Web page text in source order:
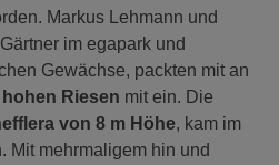
Markus Lehmann und
im egapark und
Gewächse, packten mit an
Riesen mit ein. Die
von 8 m Höhe, kam im
Mit mehrmaligem hin und